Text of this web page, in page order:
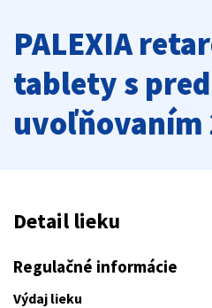
PALEXIA
tablety s
uvoľňovaním
Detail lieku
Regulačné informácie
Výdaj lieku